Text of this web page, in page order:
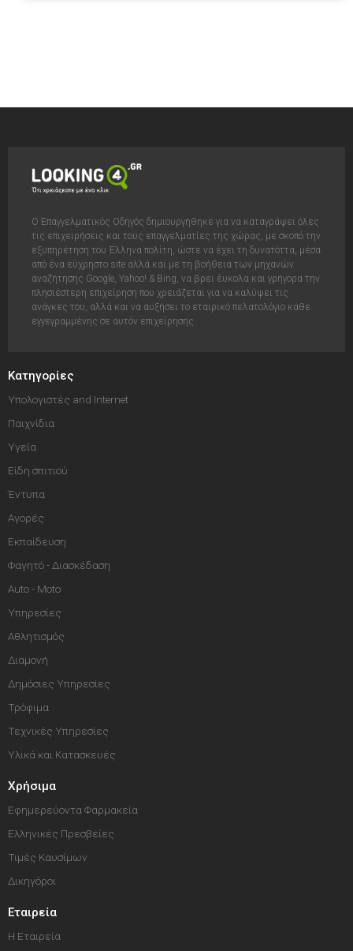
Ο Επαγγελματικός Οδηγός δημιουργήθηκε για να καταγράψει όλες
τις επιχειρήσεις και τους επαγγελματίες της χώρας, με σκοπό την
εξυπηρέτηση του Έλληνα πολίτη, ώστε να έχει τη δυνατόττα, μέσα
από ένα εύχρηστο site αλλά και με τη βοήθεια των μηχανών
αναζήτησης Google, Yahoo! & Bing, να βρει έυκολα και γρήγορα την
πλησιέστερη επιχείρηση που χρειάζεται για να καλύψει τις
ανάγκες του, αλλά και να αυξήσει το εταιρικό πελατολόγιο κάθε
εγγεγραμμένης σε αυτόν επιχείρησης.
Κατηγορίες
Υπολογιστές and Internet
Παιχνίδια
Υγεία
Είδη σπιτιού
Έντυπα
Αγορές
Εκπαίδευση
Φαγητό - Διασκέδαση
Auto - Moto
Υπηρεσίες
Αθλητισμός
Διαμονή
Δημόσιες Υπηρεσίες
Τρόφιμα
Τεχνικές Υπηρεσίες
Υλικά και Κατασκευές
Χρήσιμα
Εφημερεύοντα Φαρμακεία
Ελληνικές Πρεσβείες
Τιμές Καυσίμων
Δικηγόροι
Εταιρεία
Η Εταιρεία